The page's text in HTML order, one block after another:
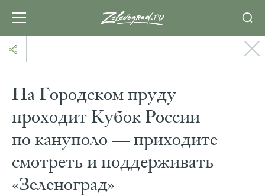
На Городском пруду
проходит Кубок России
по кануполо — приходите
смотреть и поддерживать
«Зеленоград»